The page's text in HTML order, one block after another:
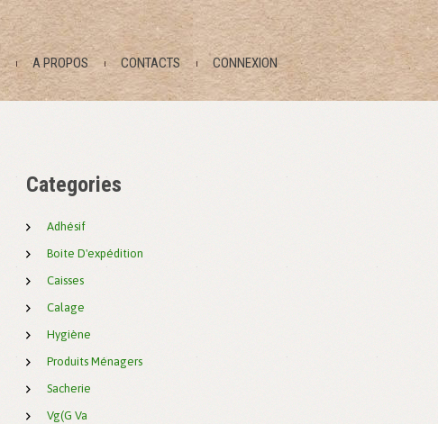
A PROPOS CONTACTS CONNEXION
Categories
Adhésif
Boite D'expédition
Caisses
Calage
Hygiène
Produits Ménagers
Sacherie
Vg(g Va